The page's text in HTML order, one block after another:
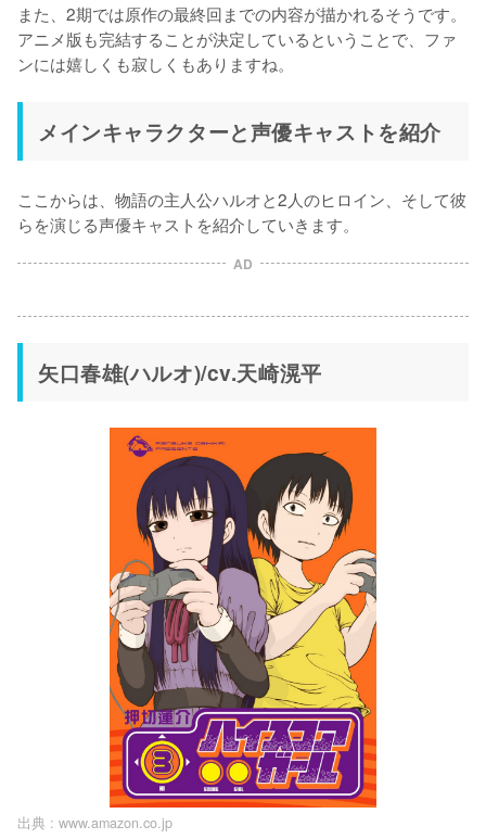
また、2期では原作の最終回までの内容が描かれるそうです。
アニメ版も完結することが決定しているということで、ファ
ンには嬉しくも寂しくもありますね。
メインキャラクターと声優キャストを紹介
ここからは、物語の主人公ハルオと2人のヒロイン、そして彼
らを演じる声優キャストを紹介していきます。
AD
矢口春雄(ハルオ)/cv.天崎滉平
出典 : www.amazon.co.jp